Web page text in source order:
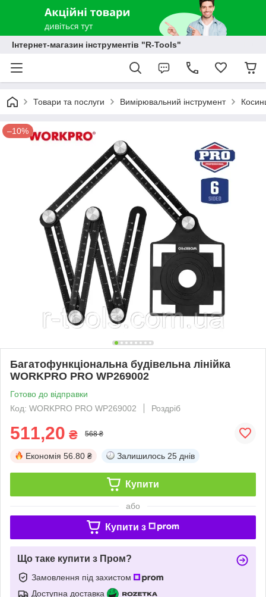
Інтернет-магазин інструментів "R-Tools"
Товари та послуги Вимірювальний інструмент
–10%
Багатофункціональна будівельна лінійка
WORKPRO PRO WP269002
Готово до відправки
Код: WORKPRO PRO WP269002
Роздріб
511,20 ₴ 568 ₴
Економія 56.80 ₴ Залишилось 25 днів
Купити
або
Купити з
Що таке купити з Пром?
Замовлення під захистом
Доступна доставка